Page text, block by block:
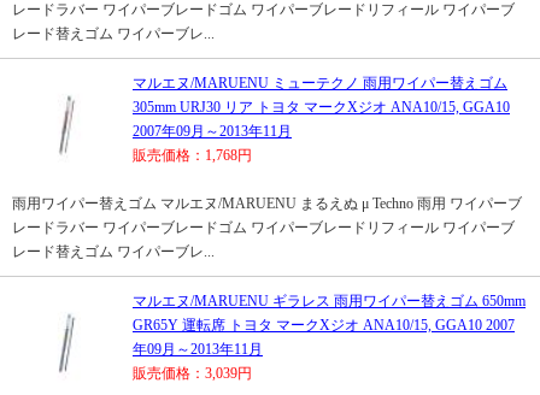
レードラバー ワイパーブレードゴム ワイパーブレードリフィール ワイパーブ
レード替えゴム ワイパーブレ...
マルエヌ/MARUENU ミューテクノ 雨用ワイパー替えゴム
305mm URJ30 リア トヨタ マークXジオ ANA10/15, GGA10
2007年09月～2013年11月
販売価格：1,768円
雨用ワイパー替えゴム マルエヌ/MARUENU まるえぬ μ Techno 雨用 ワイパーブ
レードラバー ワイパーブレードゴム ワイパーブレードリフィール ワイパーブ
レード替えゴム ワイパーブレ...
マルエヌ/MARUENU ギラレス 雨用ワイパー替えゴム 650mm
GR65Y 運転席 トヨタ マークXジオ ANA10/15, GGA10 2007
年09月～2013年11月
販売価格：3,039円